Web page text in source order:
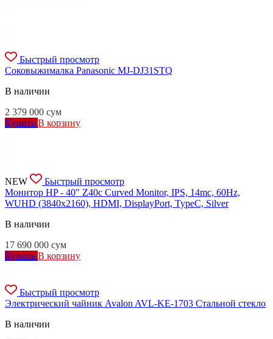
Быстрый просмотр
Соковыжималка Panasonic MJ-DJ31STQ
В наличии
2 379 000 сум
Купить В корзину
NEW
Быстрый просмотр
Монитор HP - 40" Z40c Curved Monitor, IPS, 14mc, 60Hz,
WUHD (3840x2160), HDMI, DisplayPort, TypeC, Silver
В наличии
17 690 000 сум
Купить В корзину
Быстрый просмотр
Электрический чайник Avalon AVL-KE-1703 Стальной стекло
В наличии